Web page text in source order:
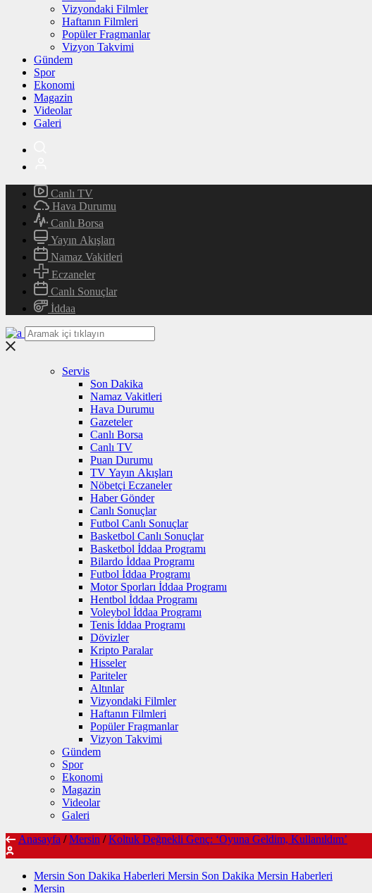
Vizyondaki Filmler
Haftanın Filmleri
Popüler Fragmanlar
Vizyon Takvimi
Gündem
Spor
Ekonomi
Magazin
Videolar
Galeri
Canlı TV
Hava Durumu
Canlı Borsa
Yayın Akışları
Namaz Vakitleri
Eczaneler
Canlı Sonuçlar
İddaa
Servis
Son Dakika
Namaz Vakitleri
Hava Durumu
Gazeteler
Canlı Borsa
Canlı TV
Puan Durumu
TV Yayın Akışları
Nöbetçi Eczaneler
Haber Gönder
Canlı Sonuçlar
Futbol Canlı Sonuçlar
Basketbol Canlı Sonuçlar
Basketbol İddaa Programı
Bilardo İddaa Programı
Futbol İddaa Programı
Motor Sporları İddaa Programı
Hentbol İddaa Programı
Voleybol İddaa Programı
Tenis İddaa Programı
Dövizler
Kripto Paralar
Hisseler
Pariteler
Altınlar
Vizyondaki Filmler
Haftanın Filmleri
Popüler Fragmanlar
Vizyon Takvimi
Gündem
Spor
Ekonomi
Magazin
Videolar
Galeri
Anasayfa / Mersin / Koltuk Değnekli Genç: ‘Oyuna Geldim, Kullanıldım’
Mersin Son Dakika Haberleri Mersin Son Dakika Mersin Haberleri
Mersin